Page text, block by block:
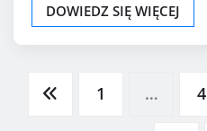
DOWIEDZ SIĘ WIĘCEJ
Stronicowanie
1 … 4